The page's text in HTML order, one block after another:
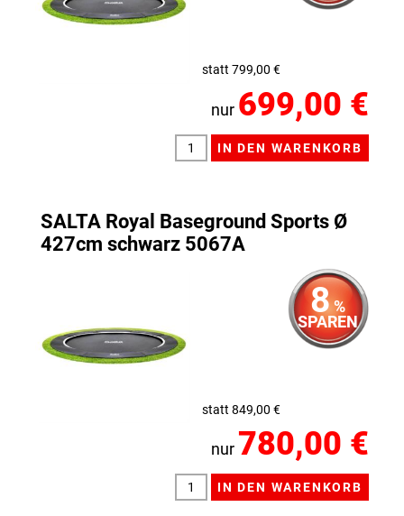
statt 799,00 €
nur 699,00 €
SALTA Royal Baseground Sports Ø
427cm schwarz 5067A
8%
SPAREN
statt 849,00 €
nur 780,00 €